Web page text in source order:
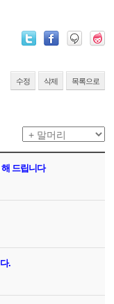
수정 삭제 목록으로
드립니다
.